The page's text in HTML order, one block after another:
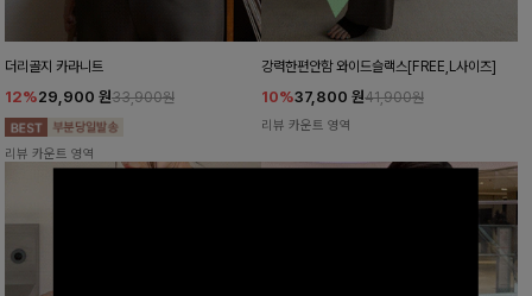
더리골지 카라니트
12%29,900 원33,900원
리뷰 카운트 영역
강력한편안함 와이드슬랙스[FREE,L사이즈]
10%37,800 원41,900원
리뷰 카운트 영역